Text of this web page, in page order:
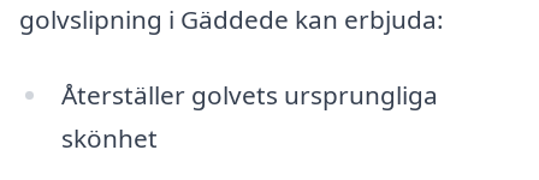
golvslipning i Gäddede kan erbjuda:
Återställer golvets ursprungliga
skönhet